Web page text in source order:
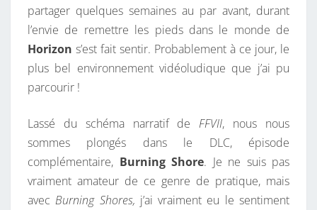
partager quelques semaines au par avant, durant
l’envie de remettre les pieds dans le monde de
Horizon s’est fait sentir. Probablement à ce jour, le
plus bel environnement vidéoludique que j’ai pu
parcourir !
Lassé du schéma narratif deFFVII, nous nous
sommes plongés dans le DLC, épisode
complémentaire, Burning Shore. Je ne suis pas
vraiment amateur de ce genre de pratique, mais
avecBurning Shores, j’ai vraiment eu le sentiment